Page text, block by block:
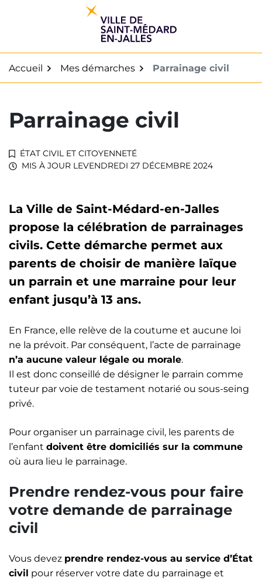
Accueil Mes démarches Parrainage civil
Parrainage civil
ÉTAT CIVIL ET CITOYENNETÉ
MIS À JOUR LEVENDREDI 27 DÉCEMBRE 2024
La Ville de Saint-Médard-en-Jalles
propose la célébration de parrainages
civils. Cette démarche permet aux
parents de choisir de manière laïque
un parrain et une marraine pour leur
enfant jusqu’à 13 ans.
En France, elle relève de la coutume et aucune loi
ne la prévoit. Par conséquent, l’acte de parrainage
n’a aucune valeur légale ou morale.
Il est donc conseillé de désigner le parrain comme
tuteur par voie de testament notarié ou sous-seing
privé.
Pour organiser un parrainage civil, les parents de
l’enfant doivent être domiciliés sur la commune
où aura lieu le parrainage.
Prendre rendez-vous pour faire
votre demande de parrainage
civil
Vous devez prendre rendez-vous au service d’État
civil pour réserver votre date du parrainage et